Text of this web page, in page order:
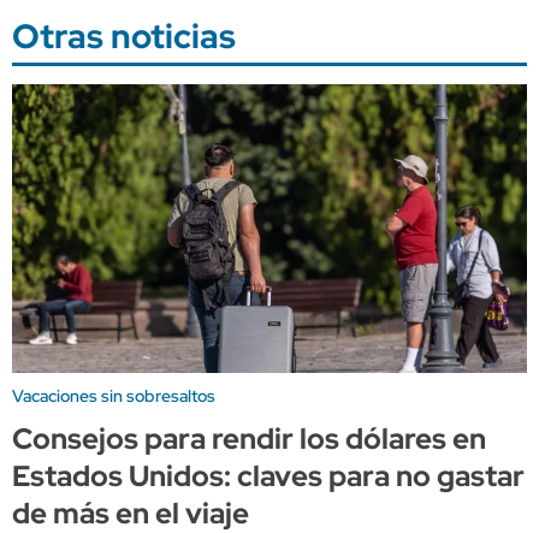
Otras noticias
Vacaciones sin sobresaltos
Consejos para rendir los dólares en
Estados Unidos: claves para no gastar
de más en el viaje